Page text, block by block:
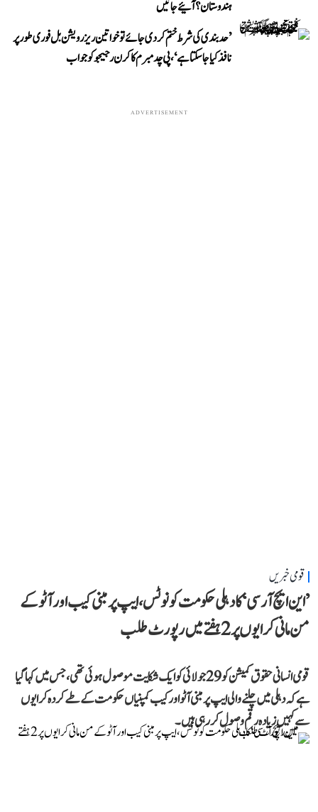
ہندوستان؟ آئیے جانیں
’حد بندی کی شرط ختم کر دی جائے تو خواتین ریزرویشن بل فوری طور پر
نافذ کیا جا سکتا ہے‘، پی چدمبرم کا کرن رجیجو کو جواب
ADVERTISEMENT
قومی خبریں
’این ایچ آر سی‘ کا دہلی حکومت کو نوٹس، ایپ پر مبنی کیب اور آٹو کے
من مانی کرایوں پر 2 ہفتے میں رپورٹ طلب
قومی انسانی حقوق کمیشن کو 29 جولائی کو ایک شکایت موصول ہوئی تھی، جس میں کہا گیا
ہے کہ دہلی میں چلنے والی ایپ پر مبنی آٹو اور کیب کمپنیاں حکومت کے طے کردہ کرایوں
سے کہیں زیادہ رقم وصول کر رہی ہیں۔